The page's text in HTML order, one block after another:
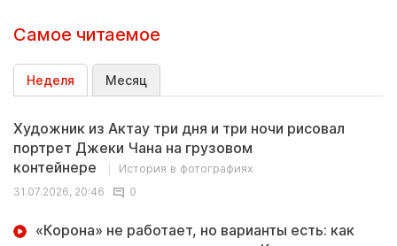
Самое читаемое
Неделя Месяц
Художник из Актау три дня и три ночи рисовал
портрет Джеки Чана на грузовом
контейнере
История в фотографиях
31.07.2026, 20:46
0
«Корона» не работает, но варианты есть: как